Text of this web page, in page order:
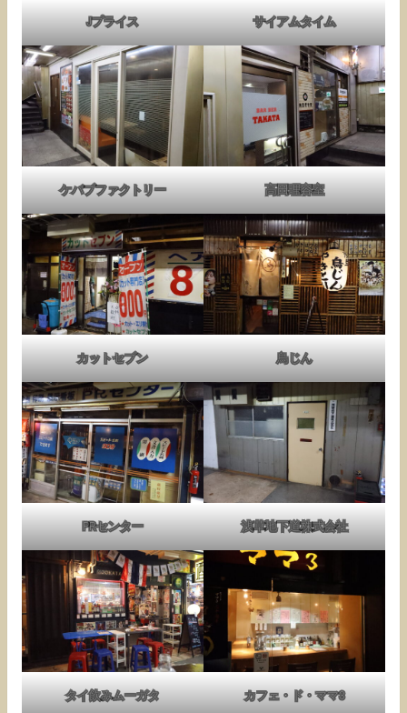
Jプライス サイアムタイム
ケバブファクトリー 高田理容室
カットセブン 鳥じん
PRセンター 浅草地下道株式会社
タイ飲みムーガタ カフェ・ド・ママ3